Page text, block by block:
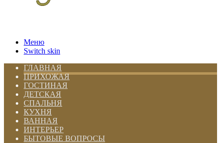
Меню
Switch skin
ГЛАВНАЯ
ПРИХОЖАЯ
ГОСТИНАЯ
ДЕТСКАЯ
СПАЛЬНЯ
КУХНЯ
ВАННАЯ
ИНТЕРЬЕР
БЫТОВЫЕ ВОПРОСЫ